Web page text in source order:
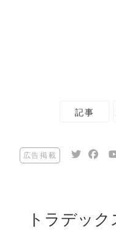
記事
広告掲載
トラデック